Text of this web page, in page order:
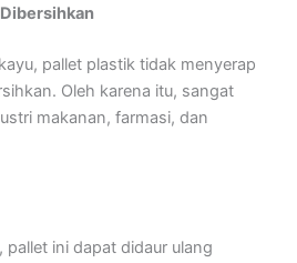
pallet plastik tidak menyerap
Oleh karena itu, sangat
makanan, farmasi, dan
ini dapat didaur ulang